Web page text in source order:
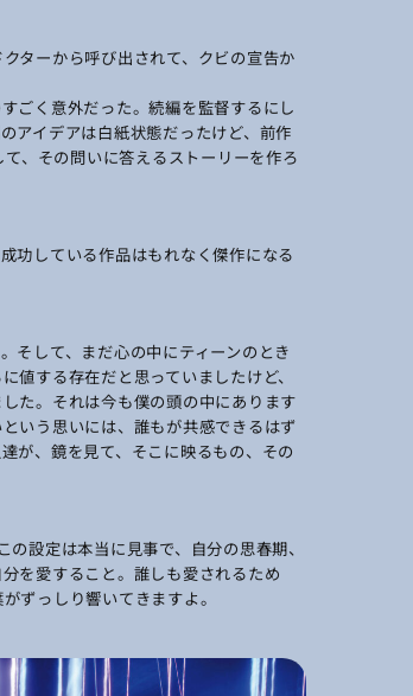
ターから呼び出されて、クビの宣告か
ごく意外だった。続編を監督するにし
アイデアは白紙状態だったけど、前作
、その問いに答えるストーリーを作ろ
功している作品はもれなく傑作になる
そして、まだ心の中にティーンのとき
値する存在だと思っていましたけど、
た。それは今も僕の頭の中にあります
いう思いには、誰もが共感できるはず
が、鏡を見て、そこに映るもの、その
設定は本当に見事で、自分の思春期、
を愛すること。誰しも愛されるため
ずっしり響いてきますよ。